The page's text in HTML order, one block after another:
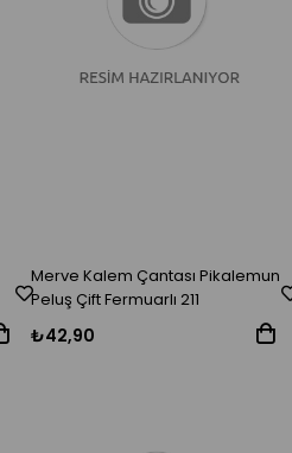
Merve Kalem Çantası Pikalemun
Peluş Çift Fermuarlı 211
₺42,90